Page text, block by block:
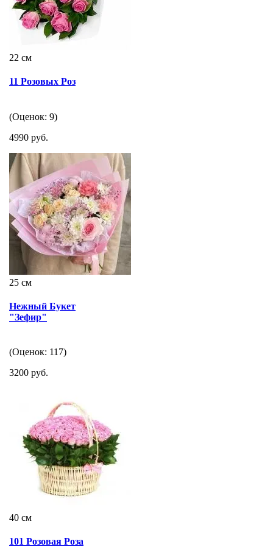
22 см
11 Розовых Роз
(Оценок: 9)
4990 руб.
25 см
Нежный Букет
"Зефир"
(Оценок: 117)
3200 руб.
40 см
101 Розовая Роза